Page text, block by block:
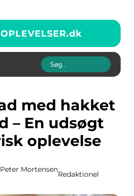
dk
– En udsøgt
oplevelse
Peter Mortensen
Redaktionel